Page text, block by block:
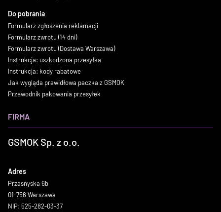
Do pobrania
Formularz zgłoszenia reklamacji
Formularz zwrotu (14 dni)
Formularz zwrotu (Dostawa Warszawa)
Instrukcja: uszkodzona przesyłka
Instrukcja: kody rabatowe
Jak wygląda prawidłowa paczka z GSMOK
Przewodnik pakowania przesyłek
FIRMA
GSMOK Sp. z o.o.
Adres
Przasnyska 6b
01-756 Warszawa
NIP: 525-282-03-37